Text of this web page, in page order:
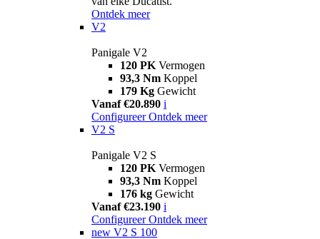
Ontdek meer
V2
Panigale V2
120 PK Vermogen
93,3 Nm Koppel
179 Kg Gewicht
Vanaf €20.890 i
Configureer Ontdek meer
V2 S
Panigale V2 S
120 PK Vermogen
93,3 Nm Koppel
176 kg Gewicht
Vanaf €23.190 i
Configureer Ontdek meer
new V2 S 100